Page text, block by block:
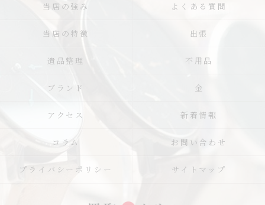
当店の強み よくある質問
当店の特徴 出張
遺品整理 不用品
ブランド 金
アクセス 新着情報
コラム お問い合わせ
プライバシーポリシー サイトマップ